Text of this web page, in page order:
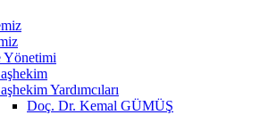
Yönetimi
Yardımcıları
Doç. Dr. Kemal GÜMÜŞ